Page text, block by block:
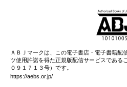
ＡＢＪマークは、この電子書店・電子書籍配
ツ使用許諾を得た正規版配信サービスである
０９１７１３号）です。
https://aebs.or.jp/